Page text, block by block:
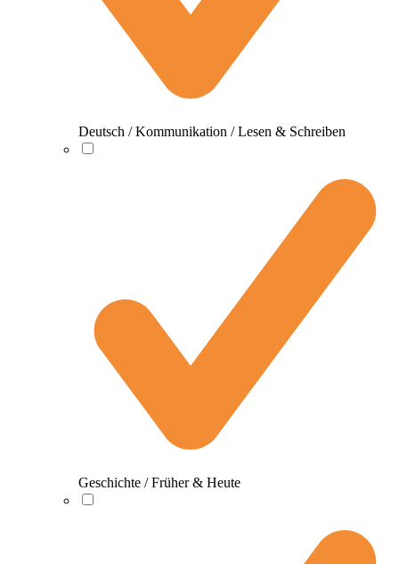
Deutsch / Kommunikation / Lesen & Schreiben
Geschichte / Früher & Heute